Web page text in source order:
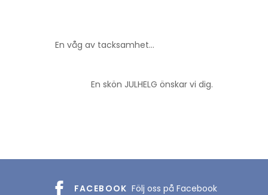
En våg av tacksamhet…
En skön JULHELG önskar vi dig.
FACEBOOK Följ oss på Facebook